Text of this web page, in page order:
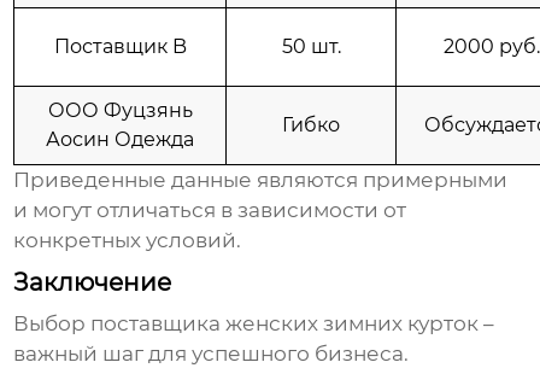
Поставщик B 50 шт. 2000 руб.
ООО Фуцзянь
Аосин Одежда
Гибко
Приведенные данные являются примерными
и могут отличаться в зависимости от
конкретных условий.
Заключение
Выбор поставщика женских зимних курток –
важный шаг для успешного бизнеса.